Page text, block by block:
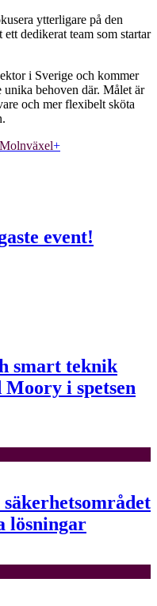
ytterligare på den
dedikerat team som startar
i Sverige och kommer
unika behoven där. Målet är
och mer flexibelt sköta
Molnväxel+
event!
smart teknik
i spetsen
lösningar